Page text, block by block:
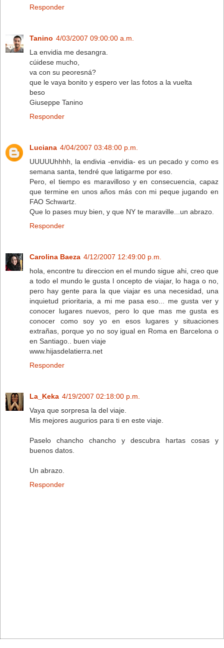
Responder
Tanino 4/03/2007 09:00:00 a.m.
La envidia me desangra.
cúidese mucho,
va con su peoresná?
que le vaya bonito y espero ver las fotos a la vuelta
beso
Giuseppe Tanino
Responder
Luciana 4/04/2007 03:48:00 p.m.
UUUUUhhhh, la endivia -envidia- es un pecado y como es
semana santa, tendré que latigarme por eso.
Pero, el tiempo es maravilloso y en consecuencia, capaz
que termine en unos años más con mi peque jugando en
FAO Schwartz.
Que lo pases muy bien, y que NY te maraville...un abrazo.
Responder
Carolina Baeza 4/12/2007 12:49:00 p.m.
hola, encontre tu direccion en el mundo sigue ahi, creo que
a todo el mundo le gusta l oncepto de viajar, lo haga o no,
pero hay gente para la que viajar es una necesidad, una
inquietud prioritaria, a mi me pasa eso... me gusta ver y
conocer lugares nuevos, pero lo que mas me gusta es
conocer como soy yo en esos lugares y situaciones
extrañas, porque yo no soy igual en Roma en Barcelona o
en Santiago.. buen viaje
www.hijasdelatierra.net
Responder
La_Keka 4/19/2007 02:18:00 p.m.
Vaya que sorpresa la del viaje.
Mis mejores augurios para ti en este viaje.
Paselo chancho chancho y descubra hartas cosas y
buenos datos.
Un abrazo.
Responder